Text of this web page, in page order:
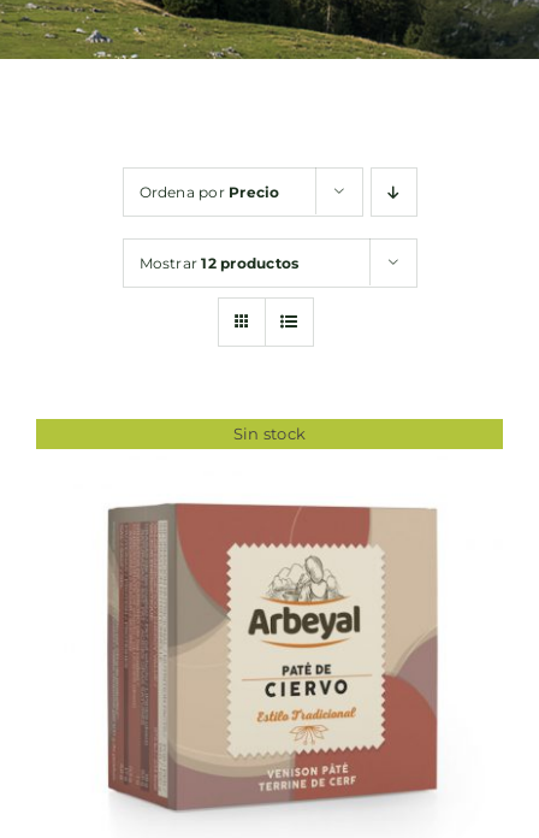
Bebidas
Ordena por Precio
Mostrar12 productos
Sin stock
DETALLES